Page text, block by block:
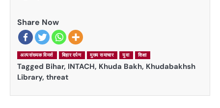
Share Now
अल्पसंख्यक विमर्श बिहार दर्पण मुख्य समाचार युवा शिक्षा
Tagged Bihar, INTACH, Khuda Bakh, Khudabakhsh
Library, threat